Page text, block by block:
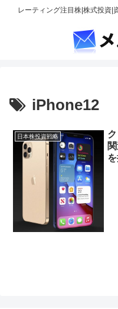
レーティング注目株|株式投資|
iPhone12
日本株投資戦略